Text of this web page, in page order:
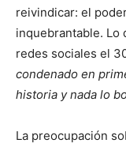
reivindicar: el
inquebrantable. Lo
redes sociales el
condenado en
historia y nada lo
La preocupación